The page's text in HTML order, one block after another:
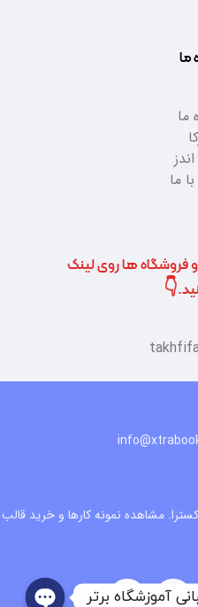
ما
ما
ما
و فروشگاه ها روی لینک
مشاهده نمونه کارها و خرید قالب
آموزشگاه برتر